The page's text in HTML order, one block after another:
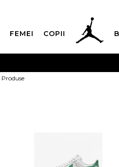
FEMEI COPII
CUMPĂRĂ ACUM,
Produse